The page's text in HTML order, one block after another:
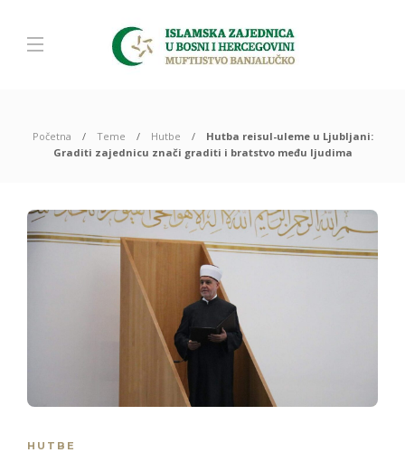
Početna Teme Hutbe
Hutba reisul-uleme u Ljubljani:
Graditi zajednicu znači graditi i bratstvo među ljudima
HUTBE